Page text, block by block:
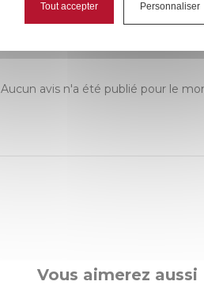
Aucun avis n'a été publié pour le
Vous aimerez aussi
Tout accepter Personnaliser